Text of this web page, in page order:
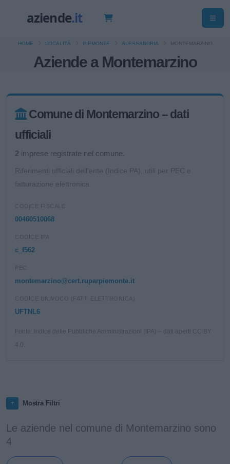
Aziende a Montemarzino
HOME LOCALITÀ PIEMONTE ALESSANDRIA MONTEMARZINO
Comune di Montemarzino – dati
ufficiali
2 imprese registrate nel comune.
Riferimenti ufficiali dell'ente (Indice PA), utili per PEC e
fatturazione elettronica.
CODICE FISCALE
00460510068
CODICE IPA
c_f562
PEC
montemarzino@cert.ruparpiemonte.it
CODICE UNIVOCO (FATT. ELETTRONICA)
UFTNL6
Fonte: Indice delle Pubbliche Amministrazioni (IPA) – dati aperti CC BY
Mostra Filtri
Le aziende nel comune di Montemarzino sono
4